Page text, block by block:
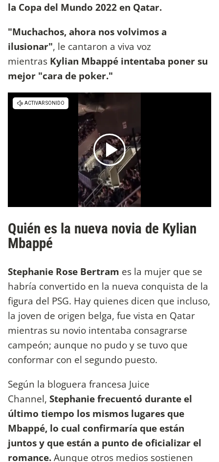
la Copa del Mundo 2022 en Qatar.
"Muchachos, ahora nos volvimos a
ilusionar", le cantaron a viva voz
mientras Kylian Mbappé intentaba poner su
mejor "cara de poker."
Quién es la nueva novia de Kylian
Mbappé
Stephanie Rose Bertram es la mujer que se
habría convertido en la nueva conquista de la
figura del PSG. Hay quienes dicen que incluso,
la joven de origen belga, fue vista en Qatar
mientras su novio intentaba consagrarse
campeón; aunque no pudo y se tuvo que
conformar con el segundo puesto.
Según la bloguera francesa Juice
Channel, Stephanie frecuentó durante el
último tiempo los mismos lugares que
Mbappé, lo cual confirmaría que están
juntos y que están a punto de oficializar el
romance.Aunque otros medios sostienen